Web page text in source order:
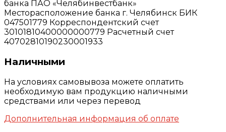
банка ПАО «Челябинвестбанк»
Месторасположение банка г. Челябинск БИК
047501779 Корреспондентский счет
30101810400000000779 Расчетный счет
40702810190230001933
Наличными
На условиях самовывоза можете оплатить
необходимую вам продукцию наличными
средствами или через перевод
Дополнительная информация об оплате